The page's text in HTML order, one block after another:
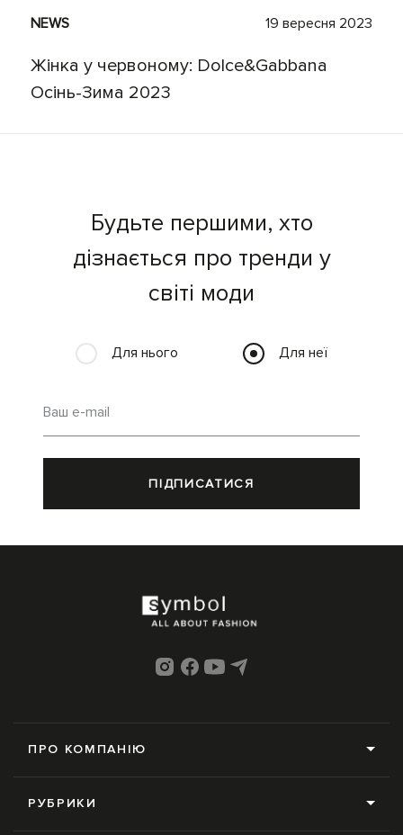
NEWS 19 вересня 2023
Жінка у червоному: Dolce&Gabbana
Осінь-Зима 2023
Будьте першими, хто
дізнається про тренди у
світі моди
Для нього Для неї
Ваш e-mail
ПІДПИСАТИСЯ
ПРО КОМПАНІЮ
РУБРИКИ